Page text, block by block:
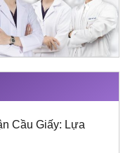
Cầu Giấy: Lựa